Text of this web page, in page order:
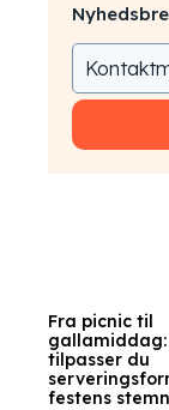
Fra picnic til
gallamiddag:
tilpasser du
festens